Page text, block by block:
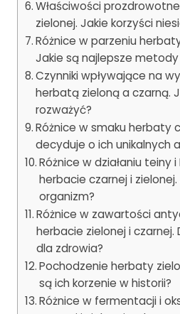
Właściwości
zielonej. Jakie korzyści
Różnice w parzeniu
Jakie są najlepsze
Czynniki wpływające na
herbatą zieloną a czarną.
rozważyć?
Różnice w smaku herbaty
decyduje o ich unikalnych
Różnice w działaniu teiny
herbacie czarnej i
organizm?
Różnice w zawartości
herbacie zielonej i czarnej.
dla zdrowia?
Pochodzenie herbaty
są ich korzenie w historii?
Różnice w fermentacji i